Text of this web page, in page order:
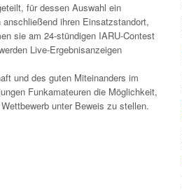
für dessen Auswahl ein
ihren Einsatzstandort,
sie am 24-stündigen IARU-Contest
Live-Ergebnisanzeigen
und des guten Miteinanders im
Funkamateuren die Möglichkeit,
unter Beweis zu stellen.